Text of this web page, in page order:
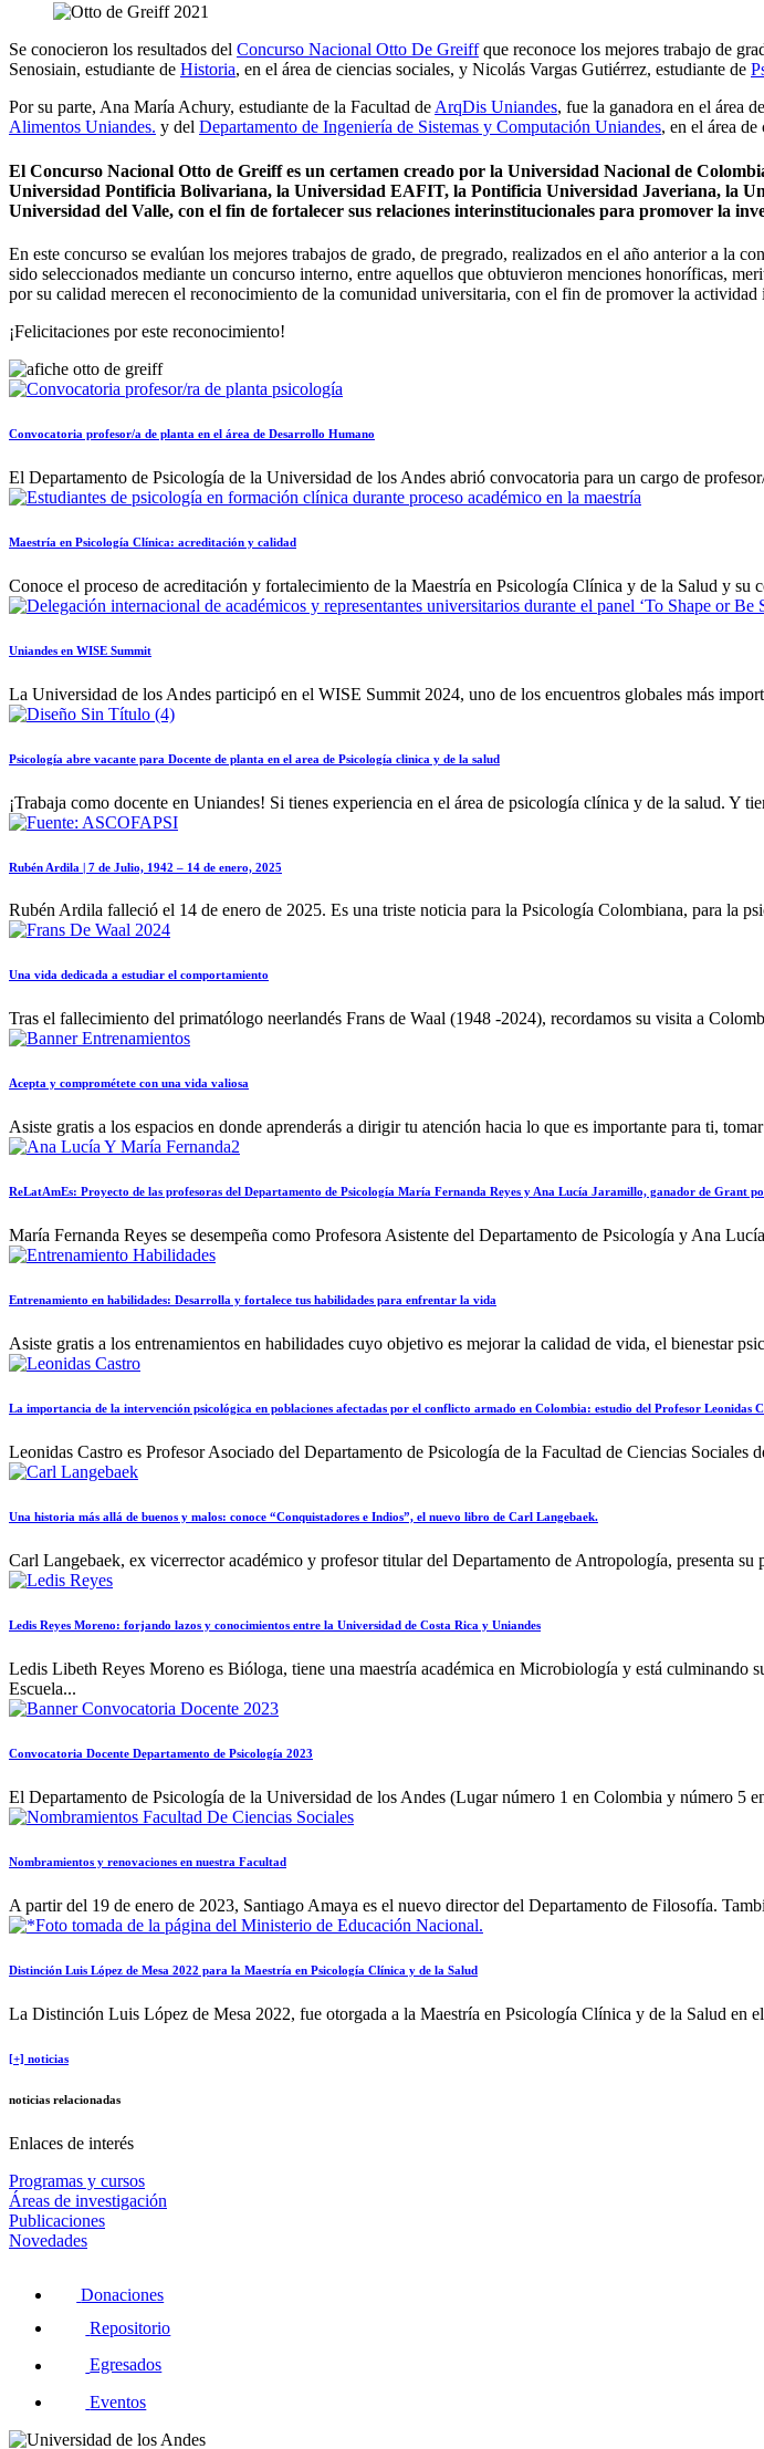
Se conocieron los resultados del Concurso Nacional Otto De Greiffque reconoce los mejores trabajo de
Senosiain, estudiante de Historia, en el área de ciencias sociales, y Nicolás Vargas Gutiérrez, estudiante de
Por su parte, Ana María Achury, estudiante de la Facultad de ArqDis Uniandes, fue la ganadora en el área
Alimentos Uniandes. y del Departamento de Ingeniería de Sistemas y Computación Uniandes, en el área de
El Concurso Nacional Otto de Greiff es un certamen creado por la Universidad Nacional de
Universidad Pontificia Bolivariana, la Universidad EAFIT, la Pontificia Universidad Javeriana, la
Universidad del Valle, con el fin de fortalecer sus relaciones interinstitucionales para promover la
En este concurso se evalúan los mejores trabajos de grado, de pregrado, realizados en el año anterior a la
sido seleccionados mediante un concurso interno, entre aquellos que obtuvieron menciones honoríficas,
por su calidad merecen el reconocimiento de la comunidad universitaria, con el fin de promover la
¡Felicitaciones por este reconocimiento!
Convocatoria profesor/a de planta en el área de Desarrollo Humano
El Departamento de Psicología de la Universidad de los Andes abrió convocatoria para un cargo de
Maestría en Psicología Clínica: acreditación y calidad
Conoce el proceso de acreditación y fortalecimiento de la Maestría en Psicología Clínica y de la Salud y su
Uniandes en WISE Summit
La Universidad de los Andes participó en el WISE Summit 2024, uno de los encuentros globales más
Psicología abre vacante para Docente de planta en el area de Psicología clinica y de la salud
¡Trabaja como docente en Uniandes! Si tienes experiencia en el área de psicología clínica y de la salud. Y
Rubén Ardila | 7 de Julio, 1942 – 14 de enero, 2025
Rubén Ardila falleció el 14 de enero de 2025. Es una triste noticia para la Psicología Colombiana, para la
Una vida dedicada a estudiar el comportamiento
Tras el fallecimiento del primatólogo neerlandés Frans de Waal (1948 -2024), recordamos su visita a
Acepta y comprométete con una vida valiosa
Asiste gratis a los espacios en donde aprenderás a dirigir tu atención hacia lo que es importante para ti,
ReLatAmEs: Proyecto de las profesoras del Departamento de Psicología María Fernanda Reyes y Ana Lucía Jaramillo, ganador de Grant
María Fernanda Reyes se desempeña como Profesora Asistente del Departamento de Psicología y Ana
Entrenamiento en habilidades: Desarrolla y fortalece tus habilidades para enfrentar la vida
Asiste gratis a los entrenamientos en habilidades cuyo objetivo es mejorar la calidad de vida, el bienestar
La importancia de la intervención psicológica en poblaciones afectadas por el conflicto armado en Colombia: estudio del Profesor Leonidas
Leonidas Castro es Profesor Asociado del Departamento de Psicología de la Facultad de Ciencias Sociales
Una historia más allá de buenos y malos: conoce “Conquistadores e Indios”, el nuevo libro de Carl Langebaek.
Carl Langebaek, ex vicerrector académico y profesor titular del Departamento de Antropología, presenta
Ledis Reyes Moreno: forjando lazos y conocimientos entre la Universidad de Costa Rica y Uniandes
Ledis Libeth Reyes Moreno es Bióloga, tiene una maestría académica en Microbiología y está
Escuela...
Convocatoria Docente Departamento de Psicología 2023
El Departamento de Psicología de la Universidad de los Andes (Lugar número 1 en Colombia y número 5
Nombramientos y renovaciones en nuestra Facultad
A partir del 19 de enero de 2023, Santiago Amaya es el nuevo director del Departamento de Filosofía.
Distinción Luis López de Mesa 2022 para la Maestría en Psicología Clínica y de la Salud
La Distinción Luis López de Mesa 2022, fue otorgada a la Maestría en Psicología Clínica y de la Salud en
[+] noticias
noticias relacionadas
Enlaces de interés
Programas y cursos
Áreas de investigación
Publicaciones
Novedades
Donaciones
Repositorio
Egresados
Eventos